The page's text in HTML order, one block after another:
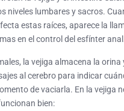
niveles lumbares y sacros.
estas raíces, aparece la
en el control del esfínter
la vejiga almacena la orina
al cerebro para indicar
de vaciarla. En la vejiga
bien: